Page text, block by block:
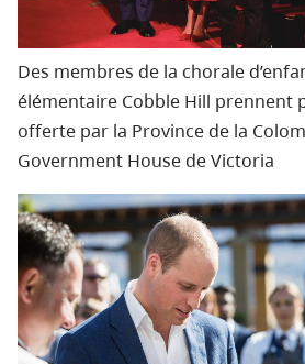
Des membres de la chorale
élémentaire Cobble Hill prennent
offerte par la Province de la
Government House de Victoria